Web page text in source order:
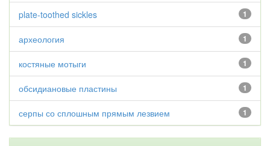
1
plate-toothed sickles
1
археология
1
костяные мотыги
1
обсидиановые пластины
1
серпы со сплошным прямым лезвием